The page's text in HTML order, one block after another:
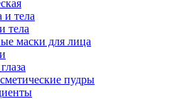
тела
тела
маски для лица
пудры